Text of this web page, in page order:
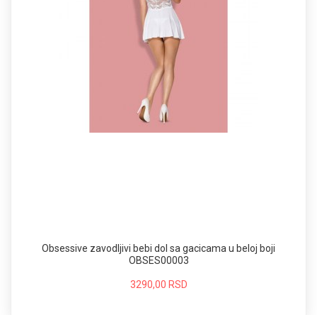
Obsessive zavodljivi bebi dol sa gacicama u beloj boji
OBSES00003
3290,00 RSD